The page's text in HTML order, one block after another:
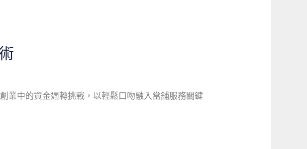
業中的資金週轉挑戰，以輕鬆口吻融入當舖服務關鍵